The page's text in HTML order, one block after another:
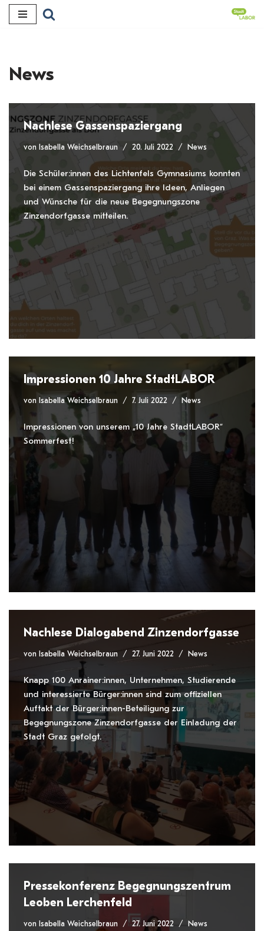
News
Nachlese Gassenspaziergang
von Isabella Weichselbraun 20. Juli 2022 News
Die Schüler:innen des Lichtenfels Gymnasiums konnten
bei einem Gassenspaziergang ihre Ideen, Anliegen
und Wünsche für die neue Begegnungszone
Zinzendorfgasse mitteilen.
Impressionen 10 Jahre StadtLABOR
von Isabella Weichselbraun 7. Juli 2022 News
Impressionen von unserem „10 Jahre StadtLABOR“
Sommerfest!
Nachlese Dialogabend Zinzendorfgasse
von Isabella Weichselbraun 27. Juni 2022 News
Knapp 100 Anrainer:innen, Unternehmen, Studierende
und interessierte Bürger:innen sind zum offiziellen
Auftakt der Bürger:innen-Beteiligung zur
Begegnungszone Zinzendorfgasse der Einladung der
Stadt Graz gefolgt.
Pressekonferenz Begegnungszentrum
Leoben Lerchenfeld
von Isabella Weichselbraun 27. Juni 2022 News